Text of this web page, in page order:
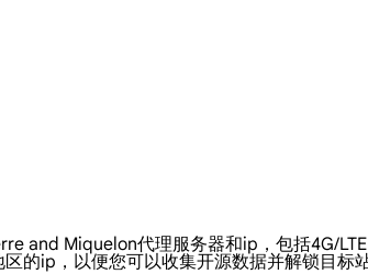
and Miquelon代理服务器和ip，包括4G/
ip，以便您可以收集开源数据并解锁目标